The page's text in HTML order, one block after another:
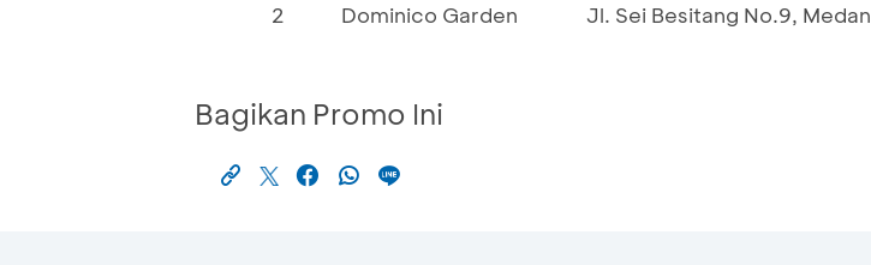
2 Dominico Garden Jl. Sei Besitang No.9, Medan
Bagikan Promo Ini